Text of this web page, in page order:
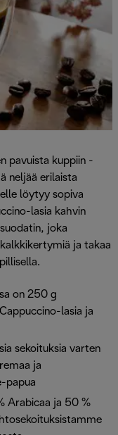
pavuista kuppiin -
neljää erilaista
löytyy sopiva
lasia kahvin
joka
ja takaa
on 250 g
lasia ja
sekoituksia varten
ja
papua
Arabicaa ja 50 %